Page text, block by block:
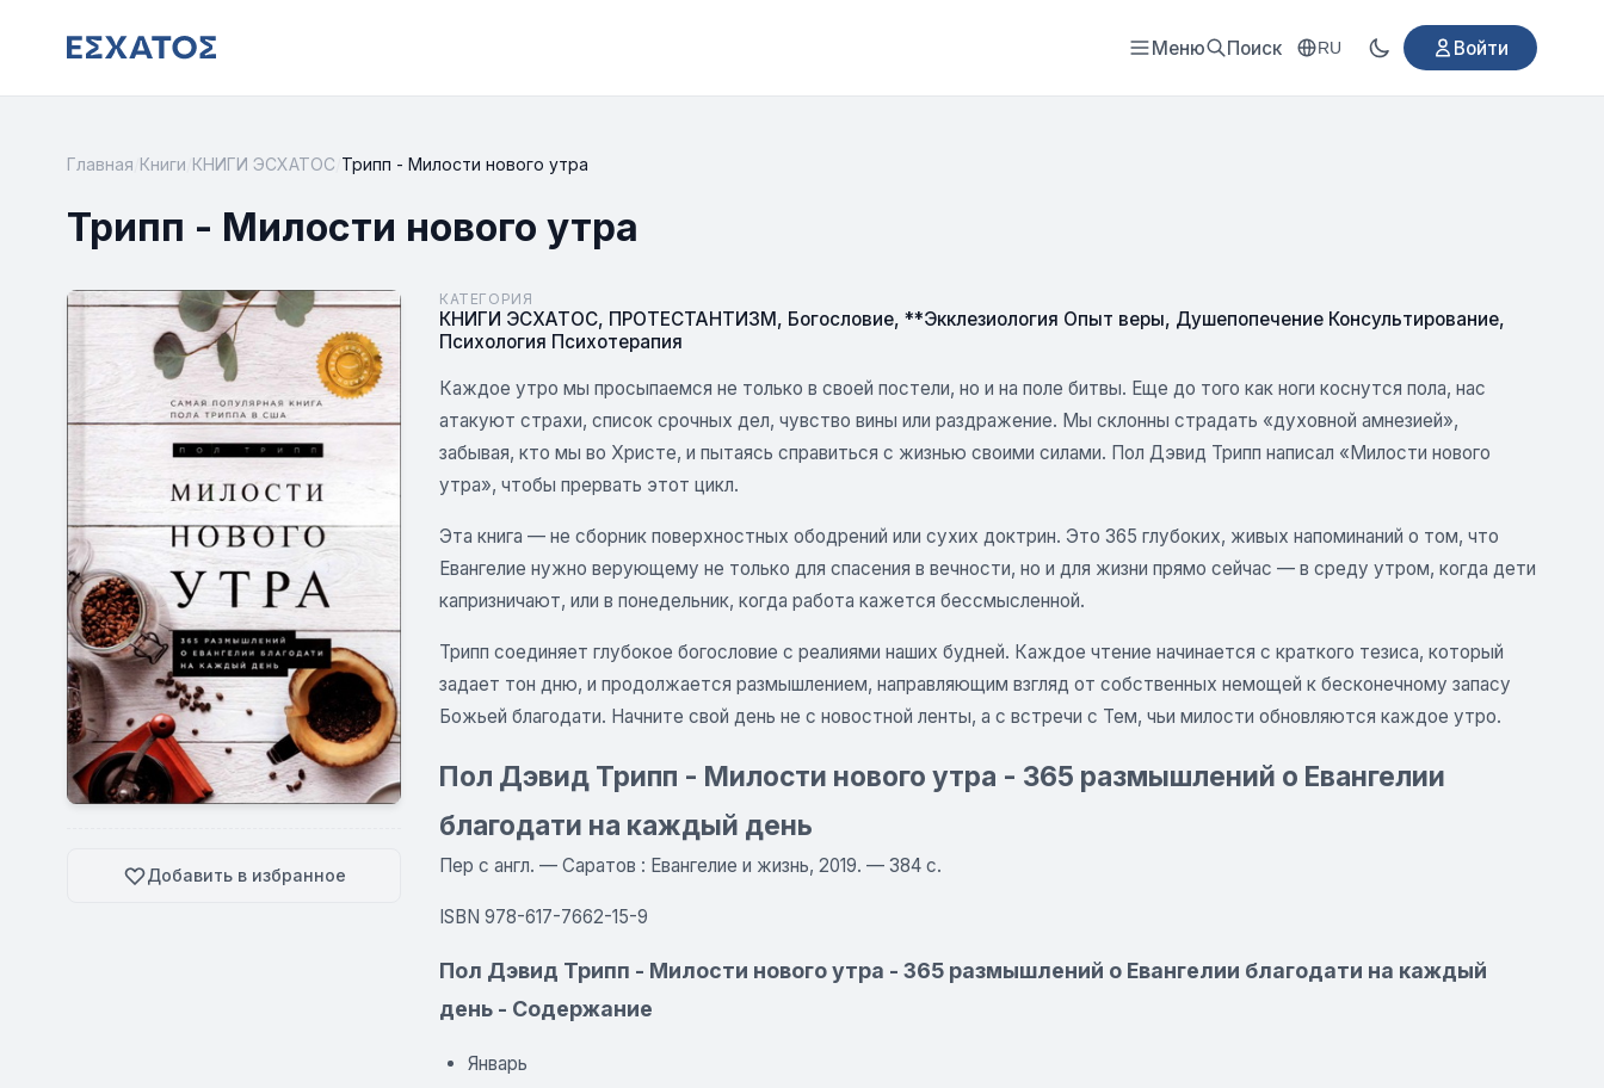
Меню Поиск RU Войти
Главная Книги КНИГИ ЭСХАТОС Трипп - Милости нового утра
Трипп - Милости нового утра
Добавить в избранное
КАТЕГОРИЯ
КНИГИ ЭСХАТОС, ПРОТЕСТАНТИЗМ, Богословие, **Экклезиология Опыт веры, Душепопечение Консультирование,
Психология Психотерапия
Каждое утро мы просыпаемся не только в своей постели, но и на поле битвы. Еще до того как ноги коснутся пола, нас
атакуют страхи, список срочных дел, чувство вины или раздражение. Мы склонны страдать «духовной амнезией»,
забывая, кто мы во Христе, и пытаясь справиться с жизнью своими силами. Пол Дэвид Трипп написал «Милости нового
утра», чтобы прервать этот цикл.
Эта книга — не сборник поверхностных ободрений или сухих доктрин. Это 365 глубоких, живых напоминаний о том, что
Евангелие нужно верующему не только для спасения в вечности, но и для жизни прямо сейчас — в среду утром, когда дети
капризничают, или в понедельник, когда работа кажется бессмысленной.
Трипп соединяет глубокое богословие с реалиями наших будней. Каждое чтение начинается с краткого тезиса, который
задает тон дню, и продолжается размышлением, направляющим взгляд от собственных немощей к бесконечному запасу
Божьей благодати. Начните свой день не с новостной ленты, а с встречи с Тем, чьи милости обновляются каждое утро.
Пол Дэвид Трипп - Милости нового утра - 365 размышлений о Евангелии
благодати на каждый день
Пер с англ. — Саратов : Евангелие и жизнь, 2019. — 384 с.
ISBN 978-617-7662-15-9
Пол Дэвид Трипп - Милости нового утра - 365 размышлений о Евангелии благодати на каждый
день - Содержание
Январь